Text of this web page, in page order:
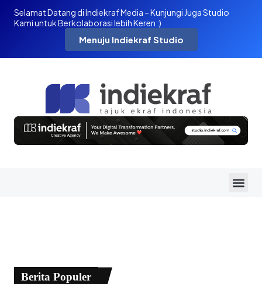
Selamat Datang di Indiekraf Media – Kunjungi Juga Studio
Kami untuk Berkolaborasi lebih Keren :)
Menuju Indiekraf Studio
Berita Populer